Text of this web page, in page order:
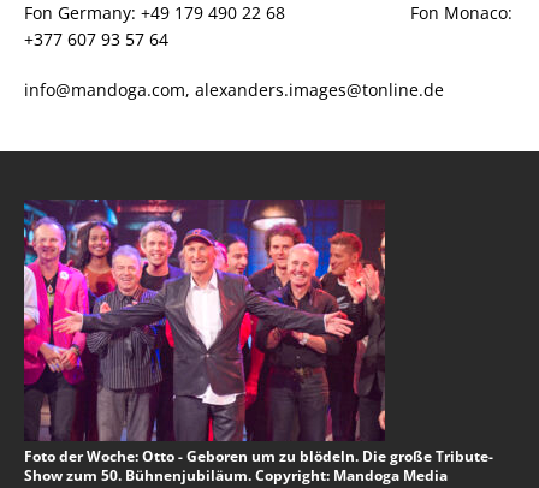
Fon Germany: +49 179 490 22 68 Fon Monaco:
+377 607 93 57 64
info@mandoga.com, alexanders.images@tonline.de
Foto der Woche: Otto - Geboren um zu blödeln. Die große Tribute-
Show zum 50. Bühnenjubiläum. Copyright: Mandoga Media